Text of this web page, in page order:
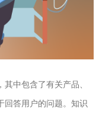
中包含了有关产品、
回答用户的问题。知识